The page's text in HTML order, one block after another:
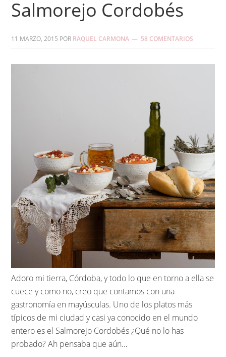
Salmorejo Cordobés
11 MARZO, 2015 POR RAQUEL CARMONA 58 COMENTARIOS
Adoro mi tierra, Córdoba, y todo lo que en torno a ella se
cuece y como no, creo que contamos con una
gastronomía en mayúsculas. Uno de los platos más
típicos de mi ciudad y casi ya conocido en el mundo
entero es el Salmorejo Cordobés ¿Qué no lo has
probado? Ah pensaba que aún…